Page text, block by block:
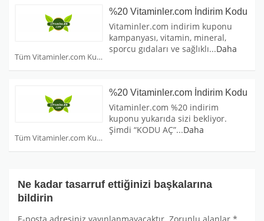
Tüm Vitaminler.com Kuponları
%20 Vitaminler.com İndirim Kodu
Vitaminler.com indirim kuponu
kampanyası, vitamin, mineral,
sporcu gıdaları ve sağlıklı...Daha
Tüm Vitaminler.com Kuponları
%20 Vitaminler.com İndirim Kodu
Vitaminler.com %20 indirim
kuponu yukarıda sizi bekliyor.
Şimdi “KODU AÇ”...Daha
Ne kadar tasarruf ettiğinizi başkalarına
bildirin